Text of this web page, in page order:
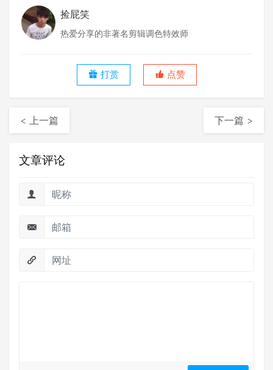
捡屁笑
热爱分享的非著名剪辑调色特效师
打赏 点赞
< 上一篇 下一篇 >
文章评论